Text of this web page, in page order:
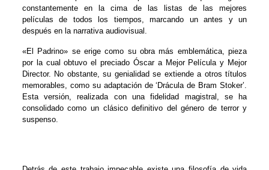
constantemente en la cima de las listas de las mejores
películas de todos los tiempos, marcando un antes y un
después en la narrativa audiovisual.
«El Padrino» se erige como su obra más emblemática, pieza
por la cual obtuvo el preciado Óscar a Mejor Película y Mejor
Director. No obstante, su genialidad se extiende a otros títulos
memorables, como su adaptación de ‘Drácula de Bram Stoker’.
Esta versión, realizada con una fidelidad magistral, se ha
consolidado como un clásico definitivo del género de terror y
suspenso.